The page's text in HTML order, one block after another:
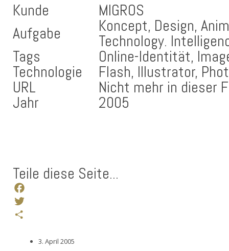
Kunde
MIGROS
Aufgabe
Koncept, Design,
Technology.
Tags Online-Identität,
Technologie Flash, Illustrator,
URL Nicht mehr in dieser
Jahr 2005
Teile diese Seite...
Facebook
Twitter
3. April 2005